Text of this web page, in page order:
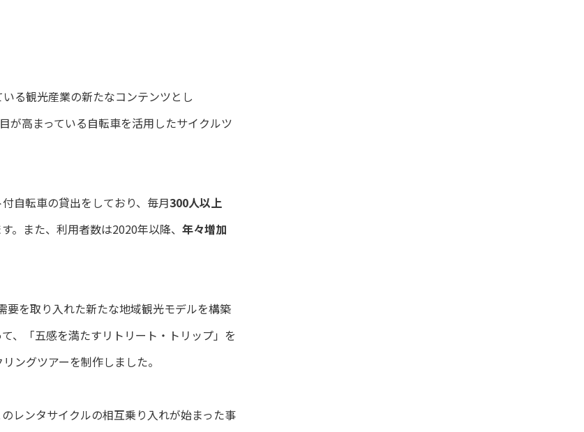
る観光産業の新たなコンテンツとし
が高まっている自転車を活用したサイクルツ
自転車の貸出をしており、毎月300人以上
。また、利用者数は2020年以降、 年々増加
を取り入れた新たな地域観光モデルを構築
、「五感を満たすリトリート・トリップ」を
ングツアーを制作しました。
レンタサイクルの相互乗り入れが始まった事